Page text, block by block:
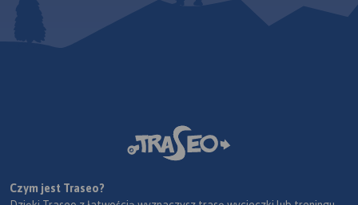
Czym jest Traseo?